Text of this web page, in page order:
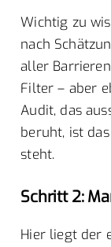
Wichtig zu
nach
aller
Filter – aber
Audit, das
beruht, ist
steht.
Schritt 2:
Hier liegt der